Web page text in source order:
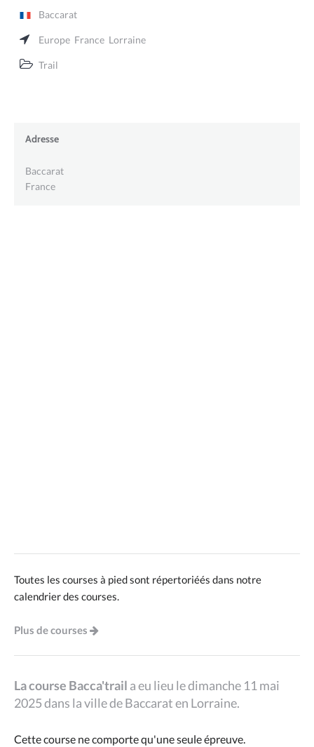
Baccarat
Europe France Lorraine
Trail
Adresse
Baccarat
France
Toutes les courses à pied sont répertoriéés dans notre
calendrier des courses.
Plus de courses
La course Bacca'trail a eu lieu le dimanche 11 mai
2025 dans la ville de Baccarat en Lorraine.
Cette course ne comporte qu'une seule épreuve.